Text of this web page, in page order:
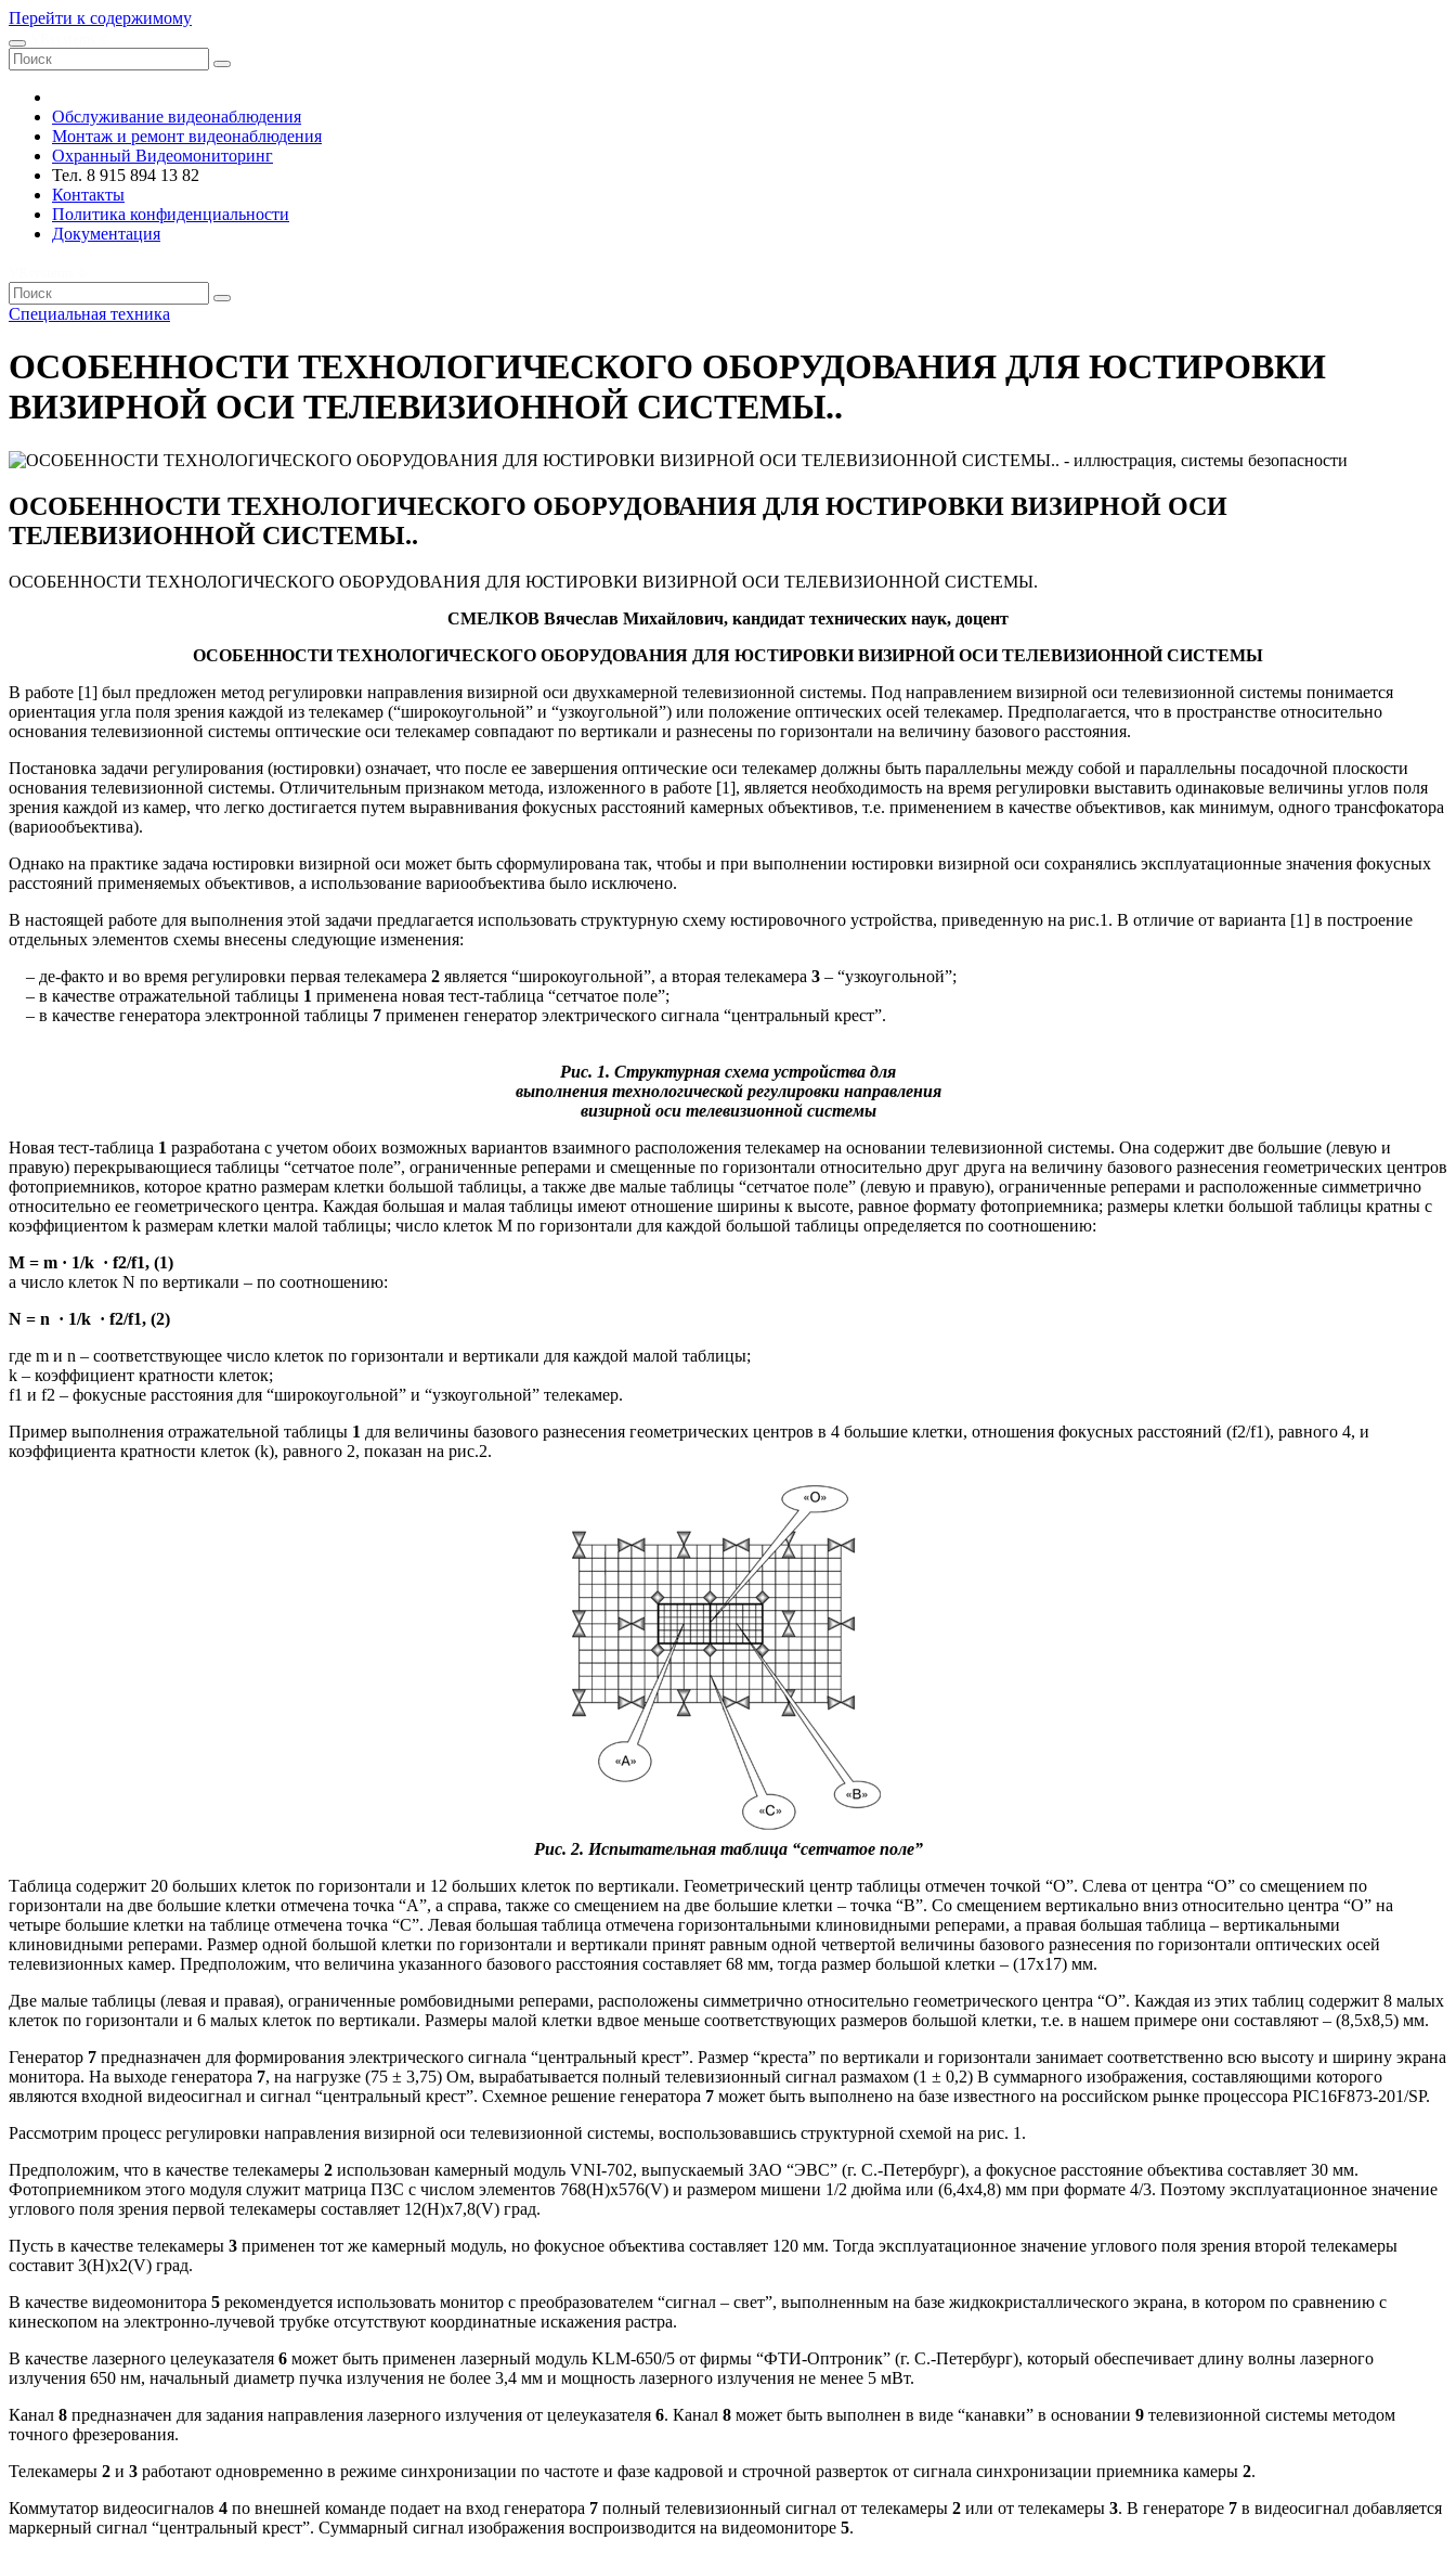
Перейти к содержимому
Обслуживание видеонаблюдения
Монтаж и ремонт видеонаблюдения
Охранный Видеомониторинг
Тел. 8 915 894 13 82
Контакты
Политика конфиденциальности
Документация
Специальная техника
ОСОБЕННОСТИ ТЕХНОЛОГИЧЕСКОГО ОБОРУДОВАНИЯ ДЛЯ ЮСТИРОВКИ
ВИЗИРНОЙ ОСИ ТЕЛЕВИЗИОННОЙ СИСТЕМЫ..
ОСОБЕННОСТИ ТЕХНОЛОГИЧЕСКОГО ОБОРУДОВАНИЯ ДЛЯ ЮСТИРОВКИ ВИЗИРНОЙ ОСИ
ТЕЛЕВИЗИОННОЙ СИСТЕМЫ..
ОСОБЕННОСТИ ТЕХНОЛОГИЧЕСКОГО ОБОРУДОВАНИЯ ДЛЯ ЮСТИРОВКИ ВИЗИРНОЙ ОСИ ТЕЛЕВИЗИОННОЙ СИСТЕМЫ.
СМЕЛКОВ Вячеслав Михайлович, кандидат технических наук, доцент
ОСОБЕННОСТИ ТЕХНОЛОГИЧЕСКОГО ОБОРУДОВАНИЯ ДЛЯ ЮСТИРОВКИ ВИЗИРНОЙ ОСИ ТЕЛЕВИЗИОННОЙ СИСТЕМЫ
В работе [1] был предложен метод регулировки направления визирной оси двухкамерной телевизионной системы. Под направлением визирной оси телевизионной системы понимается
ориентация угла поля зрения каждой из телекамер (“широкоугольной” и “узкоугольной”) или положение оптических осей телекамер. Предполагается, что в пространстве относительно
основания телевизионной системы оптические оси телекамер совпадают по вертикали и разнесены по горизонтали на величину базового расстояния.
Постановка задачи регулирования (юстировки) означает, что после ее завершения оптические оси телекамер должны быть параллельны между собой и параллельны посадочной плоскости
основания телевизионной системы. Отличительным признаком метода, изложенного в работе [1], является необходимость на время регулировки выставить одинаковые величины углов поля
зрения каждой из камер, что легко достигается путем выравнивания фокусных расстояний камерных объективов, т.е. применением в качестве объективов, как минимум, одного трансфокатора
(вариообъектива).
Однако на практике задача юстировки визирной оси может быть сформулирована так, чтобы и при выполнении юстировки визирной оси сохранялись эксплуатационные значения фокусных
расстояний применяемых объективов, а использование вариообъектива было исключено.
В настоящей работе для выполнения этой задачи предлагается использовать структурную схему юстировочного устройства, приведенную на рис.1. В отличие от варианта [1] в построение
отдельных элементов схемы внесены следующие изменения:
– де-факто и во время регулировки первая телекамера 2 является “широкоугольной”, а вторая телекамера 3 – “узкоугольной”;
– в качестве отражательной таблицы 1 применена новая тест-таблица “сетчатое поле”;
– в качестве генератора электронной таблицы 7 применен генератор электрического сигнала “центральный крест”.
Рис. 1. Структурная схема устройства для
выполнения технологической регулировки направления
визирной оси телевизионной системы
Новая тест-таблица 1 разработана с учетом обоих возможных вариантов взаимного расположения телекамер на основании телевизионной системы. Она содержит две большие (левую и
правую) перекрывающиеся таблицы “сетчатое поле”, ограниченные реперами и смещенные по горизонтали относительно друг друга на величину базового разнесения геометрических центров
фотоприемников, которое кратно размерам клетки большой таблицы, а также две малые таблицы “сетчатое поле” (левую и правую), ограниченные реперами и расположенные симметрично
относительно ее геометрического центра. Каждая большая и малая таблицы имеют отношение ширины к высоте, равное формату фотоприемника; размеры клетки большой таблицы кратны с
коэффициентом k размерам клетки малой таблицы; число клеток M по горизонтали для каждой большой таблицы определяется по соотношению:
M = m · 1/k · f2/f1, (1)
а число клеток N по вертикали – по соотношению:
N = n · 1/k · f2/f1, (2)
где m и n – соответствующее число клеток по горизонтали и вертикали для каждой малой таблицы;
k – коэффициент кратности клеток;
f1 и f2 – фокусные расстояния для “широкоугольной” и “узкоугольной” телекамер.
Пример выполнения отражательной таблицы 1 для величины базового разнесения геометрических центров в 4 большие клетки, отношения фокусных расстояний (f2/f1), равного 4, и
коэффициента кратности клеток (k), равного 2, показан на рис.2.
Рис. 2. Испытательная таблица “сетчатое поле”
Таблица содержит 20 больших клеток по горизонтали и 12 больших клеток по вертикали. Геометрический центр таблицы отмечен точкой “O”. Слева от центра “O” со смещением по
горизонтали на две большие клетки отмечена точка “A”, а справа, также со смещением на две большие клетки – точка “B”. Со смещением вертикально вниз относительно центра “O” на
четыре большие клетки на таблице отмечена точка “C”. Левая большая таблица отмечена горизонтальными клиновидными реперами, а правая большая таблица – вертикальными
клиновидными реперами. Размер одной большой клетки по горизонтали и вертикали принят равным одной четвертой величины базового разнесения по горизонтали оптических осей
телевизионных камер. Предположим, что величина указанного базового расстояния составляет 68 мм, тогда размер большой клетки – (17х17) мм.
Две малые таблицы (левая и правая), ограниченные ромбовидными реперами, расположены симметрично относительно геометрического центра “O”. Каждая из этих таблиц содержит 8 малых
клеток по горизонтали и 6 малых клеток по вертикали. Размеры малой клетки вдвое меньше соответствующих размеров большой клетки, т.е. в нашем примере они составляют – (8,5х8,5) мм.
Генератор 7 предназначен для формирования электрического сигнала “центральный крест”. Размер “креста” по вертикали и горизонтали занимает соответственно всю высоту и ширину экрана
монитора. На выходе генератора 7, на нагрузке (75 ± 3,75) Ом, вырабатывается полный телевизионный сигнал размахом (1 ± 0,2) В суммарного изображения, составляющими которого
являются входной видеосигнал и сигнал “центральный крест”. Схемное решение генератора 7 может быть выполнено на базе известного на российском рынке процессора PIC16F873-201/SP.
Рассмотрим процесс регулировки направления визирной оси телевизионной системы, воспользовавшись структурной схемой на рис. 1.
Предположим, что в качестве телекамеры 2 использован камерный модуль VNI-702, выпускаемый ЗАО “ЭВС” (г. С.-Петербург), а фокусное расстояние объектива составляет 30 мм.
Фотоприемником этого модуля служит матрица ПЗС с числом элементов 768(H)х576(V) и размером мишени 1/2 дюйма или (6,4х4,8) мм при формате 4/3. Поэтому эксплуатационное значение
углового поля зрения первой телекамеры составляет 12(H)х7,8(V) град.
Пусть в качестве телекамеры 3 применен тот же камерный модуль, но фокусное объектива составляет 120 мм. Тогда эксплуатационное значение углового поля зрения второй телекамеры
составит 3(H)х2(V) град.
В качестве видеомонитора 5 рекомендуется использовать монитор с преобразователем “сигнал – свет”, выполненным на базе жидкокристаллического экрана, в котором по сравнению с
кинескопом на электронно-лучевой трубке отсутствуют координатные искажения растра.
В качестве лазерного целеуказателя 6 может быть применен лазерный модуль KLM-650/5 от фирмы “ФТИ-Оптроник” (г. С.-Петербург), который обеспечивает длину волны лазерного
излучения 650 нм, начальный диаметр пучка излучения не более 3,4 мм и мощность лазерного излучения не менее 5 мВт.
Канал 8 предназначен для задания направления лазерного излучения от целеуказателя 6. Канал 8 может быть выполнен в виде “канавки” в основании 9 телевизионной системы методом
точного фрезерования.
Телекамеры 2 и 3 работают одновременно в режиме синхронизации по частоте и фазе кадровой и строчной разверток от сигнала синхронизации приемника камеры 2.
Коммутатор видеосигналов 4 по внешней команде подает на вход генератора 7 полный телевизионный сигнал от телекамеры 2 или от телекамеры 3. В генераторе 7 в видеосигнал добавляется
маркерный сигнал “центральный крест”. Суммарный сигнал изображения воспроизводится на видеомониторе 5.